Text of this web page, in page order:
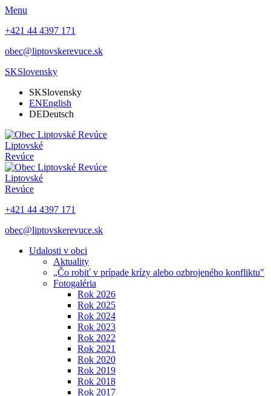
Menu
+421 44 4397 171
obec@liptovskerevuce.sk
SKSlovensky
SKSlovensky
ENEnglish
DEDeutsch
Liptovské
Revúce
Liptovské
Revúce
+421 44 4397 171
obec@liptovskerevuce.sk
Udalosti v obci
Aktuality
„Čo robiť v prípade krízy alebo ozbrojeného konfliktu"
Fotogaléria
Rok 2026
Rok 2025
Rok 2024
Rok 2023
Rok 2022
Rok 2021
Rok 2020
Rok 2019
Rok 2018
Rok 2017